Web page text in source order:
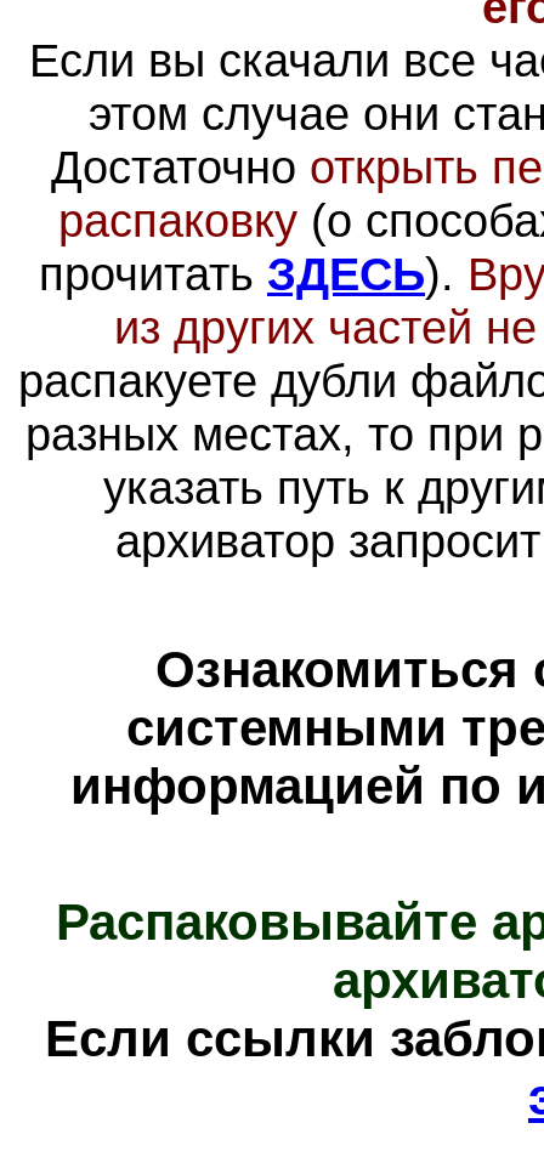
Если вы скачали все
этом случае они
Достаточно открыть
распаковку (о
прочитать ЗДЕСЬ).
из других частей
распакуете дубли
разных местах, то при
указать путь к
архиватор
Ознакомиться
системными
информацией по
Распаковывайте
Если ссылки